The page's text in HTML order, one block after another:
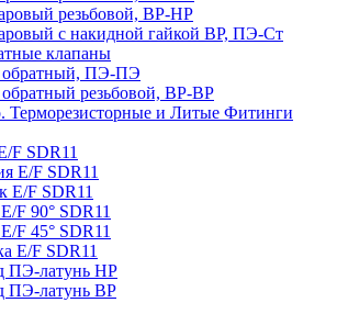
резьбовой, ВР-НР
с накидной гайкой ВР, ПЭ-Ст
клапаны
обратный, ПЭ-ПЭ
резьбовой, ВР-ВР
Терморезисторные и Литые Фитинги
F SDR11
E/F SDR11
E/F SDR11
F 90° SDR11
F 45° SDR11
E/F SDR11
ПЭ-латунь НР
ПЭ-латунь ВР